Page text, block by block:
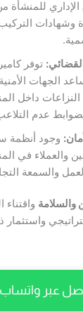
الإداري للمنشأة
وشهادات
توفر
الجهات
داخل
بضوابط عدم
وجود أنظمة
والعملاء في
والسمعة
والسلامة واقتناء
عبر واتساب